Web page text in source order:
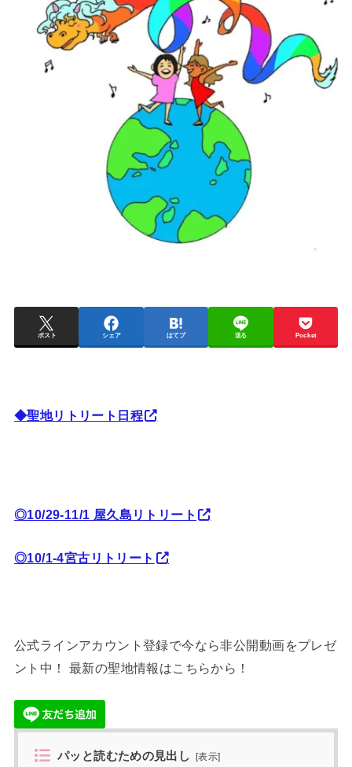
ポスト シェア はてブ 送る Pocket
◆聖地リトリート日程
◎10/29-11/1 屋久島リトリート
◎10/1-4宮古リトリート
公式ラインアカウント登録で今なら非公開動画をプレゼ
ント中！ 最新の聖地情報はこちらから！
パッと読むための見出し [表示]